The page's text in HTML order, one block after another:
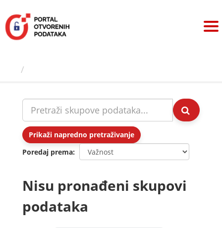
sadržaj
Prikaži napredno pretraživanje
Poredaj prema
Nisu pronađeni skupovi
podataka